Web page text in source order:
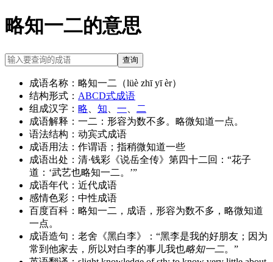
略知一二的意思
查询
成语名称： 略知一二（lüè zhī yī èr）
结构形式： ABCD式成语
组成汉字： 略 知 一
二
成语解释： 一二：形容为数不多。略微知道一点。
语法结构： 动宾式成语
成语用法： 作谓语；指稍微知道一些
成语出处： 清·钱彩《说岳全传》第四十二回：“花子
道：‘武艺也略知一二。’”
成语年代： 近代成语
感情色彩： 中性成语
百度百科： 略知一二，成语，形容为数不多，略微知道
一点。
成语造句： 老舍《黑白李》：“黑李是我的好朋友；因为
常到他家去，所以对白李的事儿我也略知一二。”